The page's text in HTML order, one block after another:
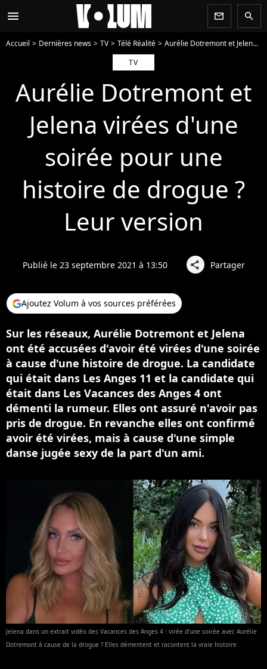
menu newsletter search
Accueil Dernières news TV Télé Réalité
Aurélie Dotremont et Jelena virées d'une soirée pour une histoire de drogue ? Leur version
TV
Aurélie Dotremont et
Jelena virées d'une
soirée pour une
histoire de drogue ?
Leur version
Publié le 23 septembre 2021 à 13:50 share Partager
Ajoutez Volum à vos sources préférées
Sur les réseaux, Aurélie Dotremont et Jelena
ont été accusées d'avoir été virées d'une soirée
à cause d'une histoire de drogue. La candidate
qui était dans Les Anges 11 et la candidate qui
était dans Les Vacances des Anges 4 ont
démenti la rumeur. Elles ont assuré n'avoir pas
pris de drogue. En revanche elles ont confirmé
avoir été virées, mais à cause d'une simple
danse jugée sexy de la part d'un ami.
Jelena dans un extrait vidéo des Vacances des Anges 4 : virée d'une soirée avec Aurélie
Dotremont à cause de la drogue ? Elles démentent et racontent la vraie histoire